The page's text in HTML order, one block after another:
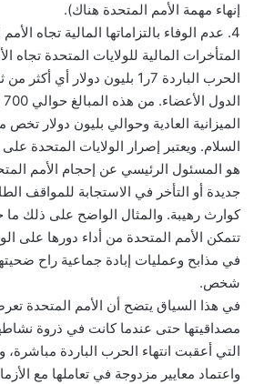
إنهاء مهمة الأمم المتحدة هناك).
4. عدم الوفاء بالتزاماتها المالية تجاه
المتأخرات المالية للولايات المتحدة تجاه
الحرب الباردة 7ر1 بليون دولار
الميزانية العادية وحوالي بليون دولار
السلام. ويعتبر إصرار الولايات المتحدة على
هو المسئول الرئيسي عن إحجام الأمم
جديدة أو التأخر في الاستجابة للمواقف
كوارث رهيبة. والمثال الواضح على ذلك
تتمكن الأمم المتحدة من أداء دورها على
في مذابح وعمليات إبادة جماعية راح
شخص.
في هذا السياق يتضح أن الأمم المتحدة
مصداقيتها حتى عندما كانت في ذروة
التي أعقبت انتهاء الحرب الباردة مباشرة،
واعتماد معايير مزدوجة في تعاملها مع